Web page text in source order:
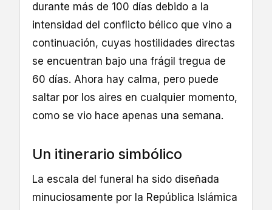
durante más de 100 días debido a la
intensidad del conflicto bélico que vino a
continuación, cuyas hostilidades directas
se encuentran bajo una frágil tregua de
60 días. Ahora hay calma, pero puede
saltar por los aires en cualquier momento,
como se vio hace apenas una semana.
Un itinerario simbólico
La escala del funeral ha sido diseñada
minuciosamente por la República Islámica